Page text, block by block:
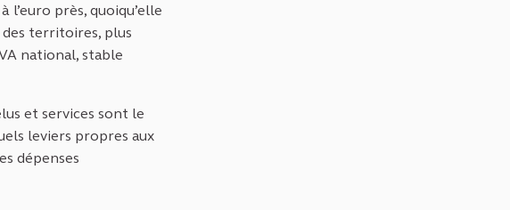
l’euro près, quoiqu’elle
territoires, plus
national, stable
et services sont le
leviers propres aux
dépenses